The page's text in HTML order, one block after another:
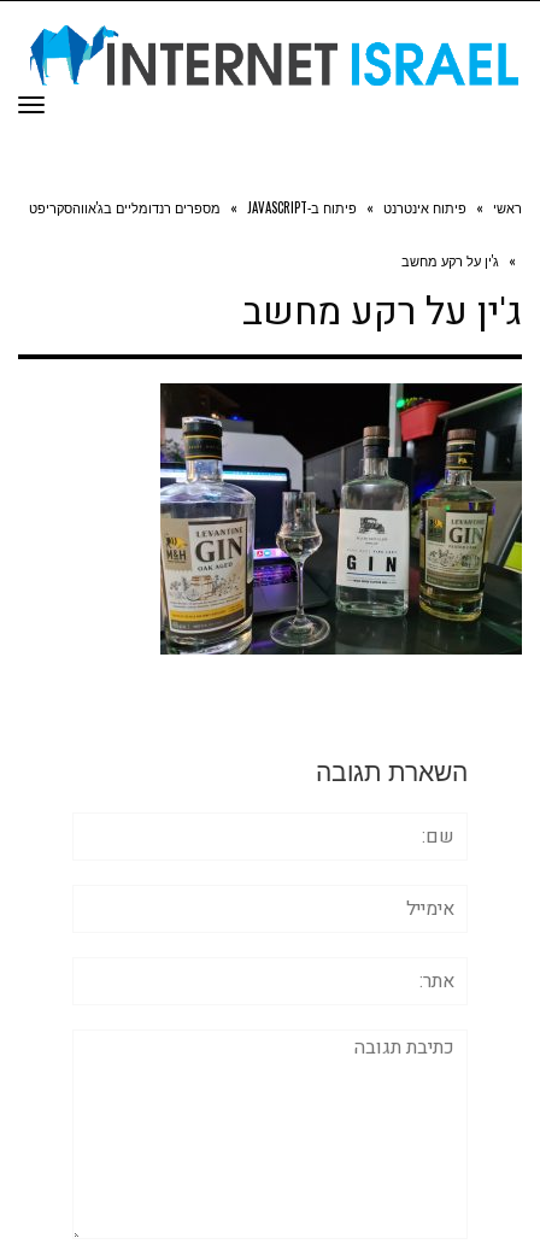
ראשי » פיתוח אינטרנט » פיתוח ב-JAVASCRIPT » מספרים רנדומליים בג'אווהסקריפט
» ג'ין על רקע מחשב
ג'ין על רקע מחשב
השארת תגובה
תגובה